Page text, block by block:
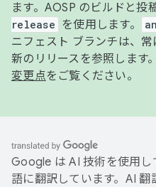
ます。AOSP のビルドと投
release
を使用します。
ニフェスト ブランチは、
新のリリースを参照します
変更点をご覧ください。
Google は AI 技術を使用
語に翻訳しています。AI